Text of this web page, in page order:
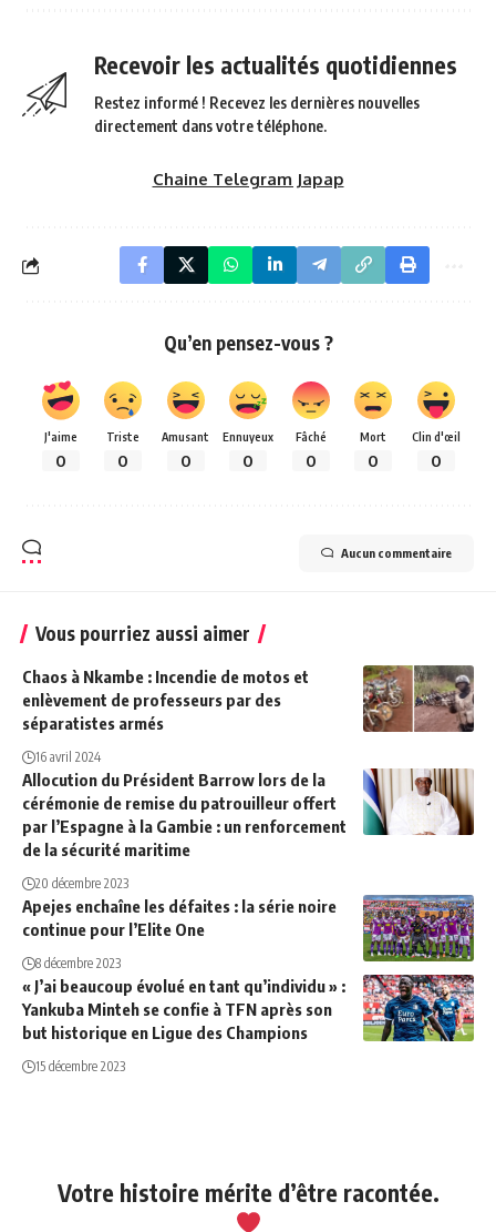
Recevoir les actualités quotidiennes
Restez informé ! Recevez les dernières nouvelles
directement dans votre téléphone.
Chaine Telegram Japap
Qu’en pensez-vous ?
J'aime
0
Triste
0
Amusant
0
Ennuyeux
0
Fâché
0
Mort
0
Clin d'œil
0
Aucun commentaire
Vous pourriez aussi aimer
Chaos à Nkambe : Incendie de motos et
enlèvement de professeurs par des
séparatistes armés
16 avril 2024
Allocution du Président Barrow lors de la
cérémonie de remise du patrouilleur offert
par l’Espagne à la Gambie : un renforcement
de la sécurité maritime
20 décembre 2023
Apejes enchaîne les défaites : la série noire
continue pour l’Elite One
8 décembre 2023
« J’ai beaucoup évolué en tant qu’individu » :
Yankuba Minteh se confie à TFN après son
but historique en Ligue des Champions
15 décembre 2023
Votre histoire mérite d’être racontée.